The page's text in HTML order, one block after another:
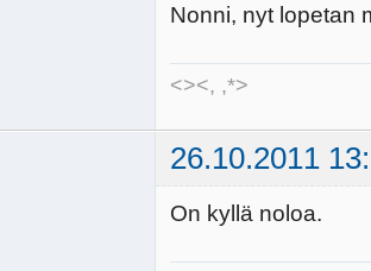
Nonni, nyt lopetan
<><, ,*>
26.10.2011
On kyllä noloa.